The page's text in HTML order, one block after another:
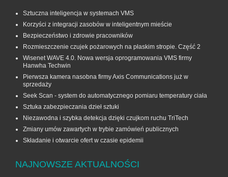
Sztuczna inteligencja w systemach VMS
Korzyści z integracji zasobów w inteligentnym mieście
Bezpieczeństwo i zdrowie pracowników
Rozmieszczenie czujek pożarowych na płaskim stropie. Część 2
Wisenet WAVE 4.0. Nowa wersja oprogramowania VMS firmy
Hanwha Techwin
Pierwsza kamera nasobna firmy Axis Communications już w
sprzedaży
Seek Scan - system do automatycznego pomiaru temperatury ciała
Sztuka zabezpieczania dzieł sztuki
Niezawodna i szybka detekcja dzięki czujkom ruchu TriTech
Zmiany umów zawartych w trybie zamówień publicznych
Składanie i otwarcie ofert w czasie epidemii
NAJNOWSZE AKTUALNOŚCI